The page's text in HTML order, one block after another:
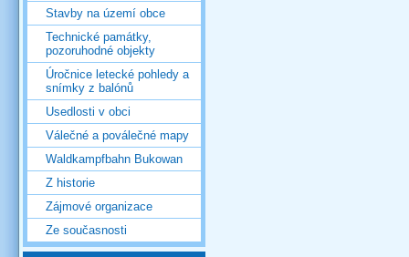
Stavby na území obce
Technické památky,
pozoruhodné objekty
Úročnice letecké pohledy a
snímky z balónů
Usedlosti v obci
Válečné a poválečné mapy
Waldkampfbahn Bukowan
Z historie
Zájmové organizace
Ze současnosti